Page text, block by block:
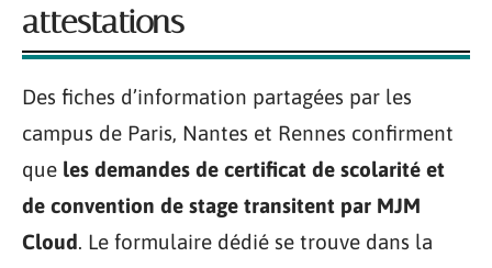
attestations
Des fiches d’information partagées par les
campus de Paris, Nantes et Rennes confirment
que les demandes de certificat de scolarité et
de convention de stage transitent par MJM
Cloud. Le formulaire dédié se trouve dans la